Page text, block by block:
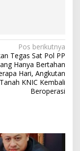
Pos berikutnya
Tegas Sat Pol PP
Hanya Bertahan
Hari, Angkutan
Tanah KNIC Kembali
Beroperasi